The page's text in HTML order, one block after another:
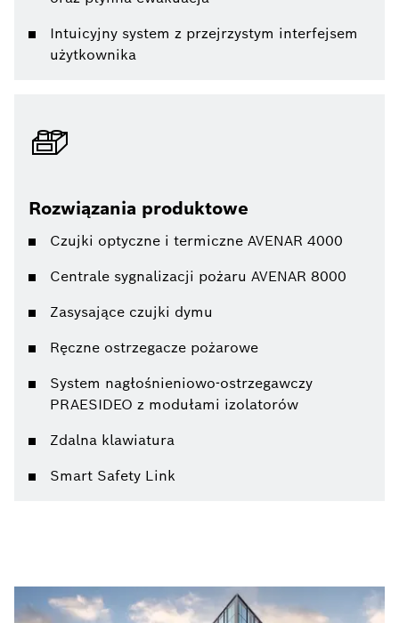
Intuicyjny system z przejrzystym interfejsem
użytkownika
Rozwiązania produktowe
Czujki optyczne i termiczne AVENAR 4000
Centrale sygnalizacji pożaru AVENAR 8000
Zasysające czujki dymu
Ręczne ostrzegacze pożarowe
System nagłośnieniowo-ostrzegawczy
PRAESIDEO z modułami izolatorów
Zdalna klawiatura
Smart Safety Link